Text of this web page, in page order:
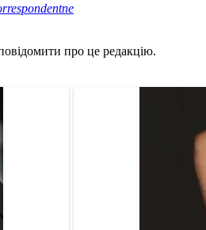
про це редакцію.